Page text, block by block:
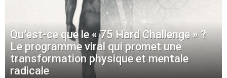
Qu’est-ce que le « 75 Hard Challenge » ?
Le programme viral qui promet une
transformation physique et mentale
radicale